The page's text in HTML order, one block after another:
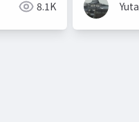
8.1K Yuta